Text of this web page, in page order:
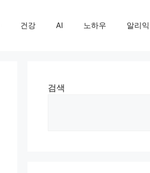
건강 AI 노하우 알리
검색